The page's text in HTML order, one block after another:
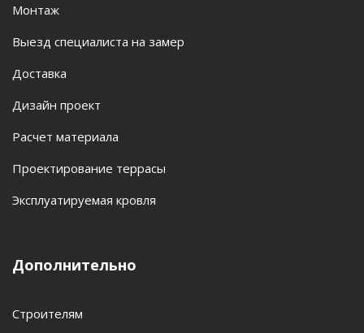
Монтаж
Выезд специалиста на замер
Доставка
Дизайн проект
Расчет материала
Проектирование террасы
Эксплуатируемая кровля
Дополнительно
Строителям